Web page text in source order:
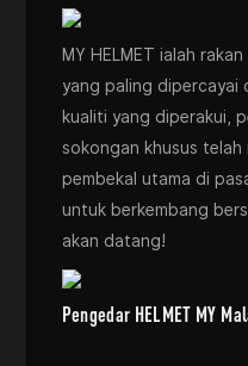
MY HELMET ialah
yang paling dipercayai
kualiti yang diperakui,
sokongan khusus telah
pembekal utama di
untuk berkembang
akan datang!
Pengedar HELMET MY